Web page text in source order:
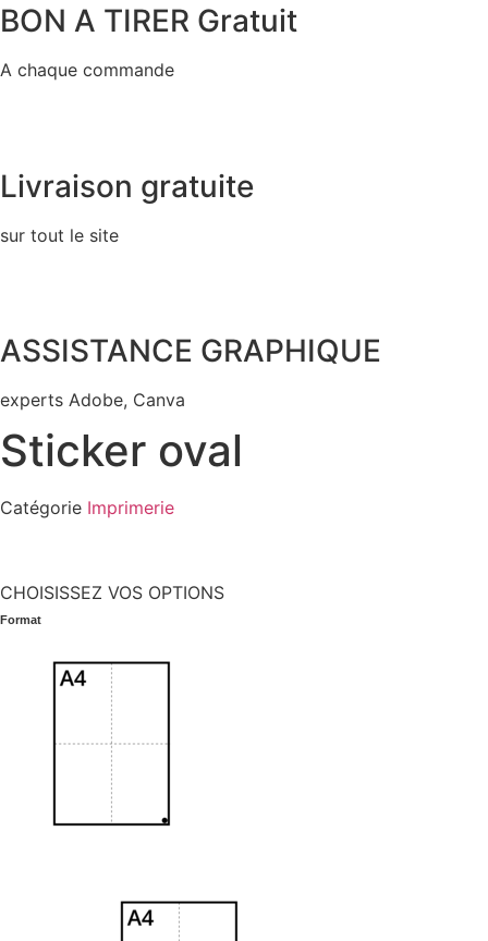
BON A TIRER Gratuit
A chaque commande
Livraison gratuite
sur tout le site
ASSISTANCE GRAPHIQUE
experts Adobe, Canva
Sticker oval
Catégorie Imprimerie
CHOISISSEZ VOS OPTIONS
Format